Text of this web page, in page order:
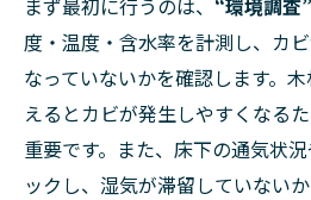
度・温度・含水率を計測し、カ
なっていないかを確認します。
えるとカビが発生しやすくなる
重要です。また、床下の通気状
ックし、湿気が滞留していない